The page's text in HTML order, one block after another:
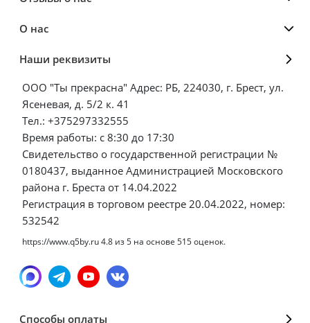
О нас
Наши реквизиты
ООО "Ты прекрасна" Адрес: РБ, 224030, г. Брест, ул.
Ясеневая, д. 5/2 к. 41
Тел.: +375297332555
Время работы: с 8:30 до 17:30
Свидетельство о государственной регистрации №
0180437, выданное Администрацией Московского
района г. Бреста от 14.04.2022
Регистрация в торговом реестре 20.04.2022, номер:
532542
https://www.q5by.ru4.8 из5 на основе 515оценок.
Способы оплаты